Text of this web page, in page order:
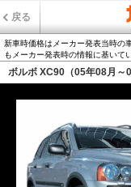
戻る
新車時価格はメーカー発表当時の
もメーカー発表時の情報に基いて
ボルボ XC90（05年08月～